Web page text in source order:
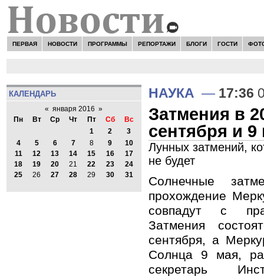
ПЕРВАЯ НОВОСТИ ПРОГРАММЫ РЕПОРТАЖИ БЛОГИ ГОСТИ
КАЛЕНДАРЬ
« января 2016 »
Пн
Вт Ср Чт Пт Сб
Вс
1
2
3
4
5 6 7 8 9
10
11
12 13 14 15 16
17
18
19 20 21 22 23
24
25
26 27 28 29 30 31
НАУКА — 17:36
Затмения в
сентября и 9
Лунных затмений,
не будет
Солнечные
прохождение
совпадут с
Затмения
сентября, а
Солнца 9 мая,
секретарь